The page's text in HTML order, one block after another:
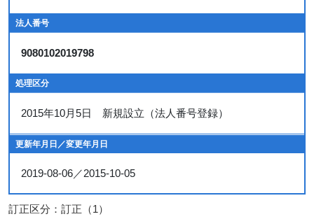
法人番号
9080102019798
処理区分
2015年10月5日 新規設立（法人番号登録）
更新年月日／変更年月日
2019-08-06／2015-10-05
訂正区分：訂正（1）